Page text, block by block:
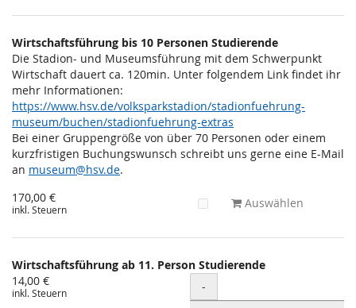
Wirtschaftsführung bis 10 Personen Studierende
Die Stadion- und Museumsführung mit dem Schwerpunkt
Wirtschaft dauert ca. 120min. Unter folgendem Link findet ihr
mehr Informationen:
https://www.hsv.de/volksparkstadion/stadionfuehrung-
museum/buchen/stadionfuehrung-extras
Bei einer Gruppengröße von über 70 Personen oder einem
kurzfristigen Buchungswunsch schreibt uns gerne eine E-Mail
an museum@hsv.de.
170,00 €
inkl. Steuern Auswählen
Wirtschaftsführung ab 11. Person Studierende
14,00 €
inkl. Steuern Menge
-